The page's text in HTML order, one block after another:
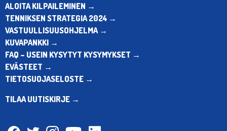
ALOITA KILPAILEMINEN →
TENNIKSEN STRATEGIA 2024 →
VASTUULLISUUSOHJELMA →
KUVAPANKKI →
FAQ – USEIN KYSYTYT KYSYMYKSET →
EVÄSTEET →
TIETOSUOJASELOSTE →
TILAA UUTISKIRJE →